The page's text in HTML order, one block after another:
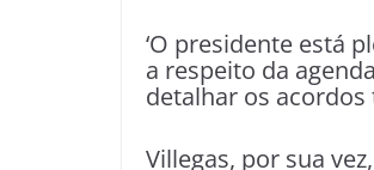
‘O presidente está
a respeito da
detalhar os
Villegas, por sua